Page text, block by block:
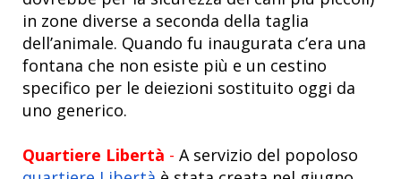
in zone diverse a seconda della taglia
dell’animale. Quando fu inaugurata c’era una
fontana che non esiste più e un cestino
specifico per le deiezioni sostituito oggi da
uno generico.
Quartiere Libertà - A servizio del popoloso